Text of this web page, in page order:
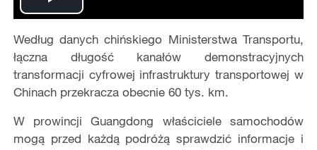
Play
Video
Według danych chińskiego Ministerstwa Transportu,
łączna długość kanałów demonstracyjnych
transformacji cyfrowej infrastruktury transportowej w
Chinach przekracza obecnie 60 tys. km.
W prowincji Guangdong właściciele samochodów
mogą przed każdą podróżą sprawdzić informacje i